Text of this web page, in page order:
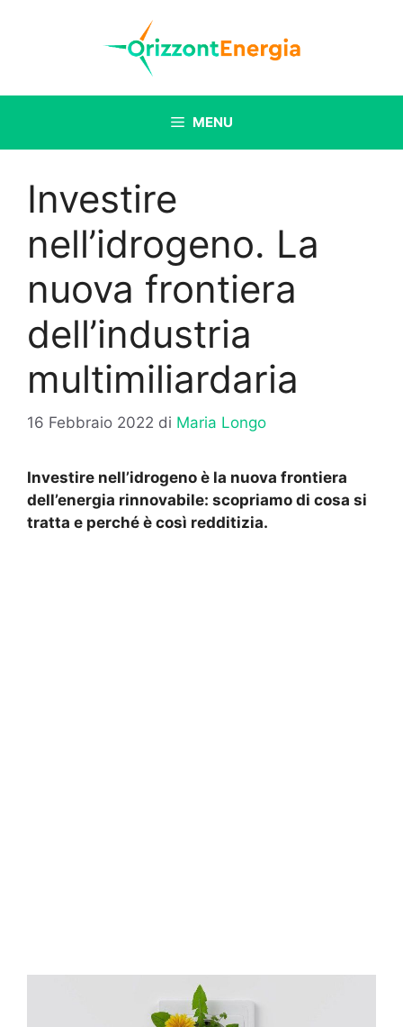
MENU
Investire
nell’idrogeno. La
nuova frontiera
dell’industria
multimiliardaria
16 Febbraio 2022 di Maria Longo
Investire nell’idrogeno è la nuova frontiera
dell’energia rinnovabile: scopriamo di cosa si
tratta e perché è così redditizia.